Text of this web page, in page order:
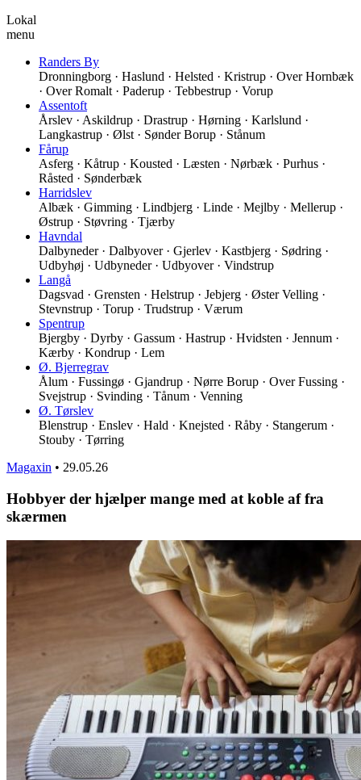
Lokal
menu
Randers By
Dronningborg · Haslund · Helsted · Kristrup · Over Hornbæk
· Over Romalt · Paderup · Tebbestrup · Vorup
Assentoft
Årslev · Askildrup · Drastrup · Hørning · Karlslund ·
Langkastrup · Ølst · Sønder Borup · Stånum
Fårup
Asferg · Kåtrup · Kousted · Læsten · Nørbæk · Purhus ·
Råsted · Sønderbæk
Harridslev
Albæk · Gimming · Lindbjerg · Linde · Mejlby · Mellerup ·
Østrup · Støvring · Tjærby
Havndal
Dalbyneder · Dalbyover · Gjerlev · Kastbjerg · Sødring ·
Udbyhøj · Udbyneder · Udbyover · Vindstrup
Langå
Dagsvad · Grensten · Helstrup · Jebjerg · Øster Velling ·
Stevnstrup · Torup · Trudstrup · Værum
Spentrup
Bjergby · Dyrby · Gassum · Hastrup · Hvidsten · Jennum ·
Kærby · Kondrup · Lem
Ø. Bjerregrav
Ålum · Fussingø · Gjandrup · Nørre Borup · Over Fussing ·
Svejstrup · Svinding · Tånum · Venning
Ø. Tørslev
Blenstrup · Enslev · Hald · Knejsted · Råby · Stangerum ·
Stouby · Tørring
Magaxin • 29.05.26
Hobbyer der hjælper mange med at koble af fra
skærmen